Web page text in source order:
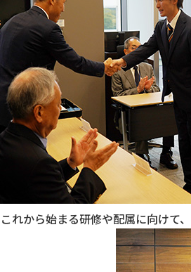
れから始まる研修や配属に向けて